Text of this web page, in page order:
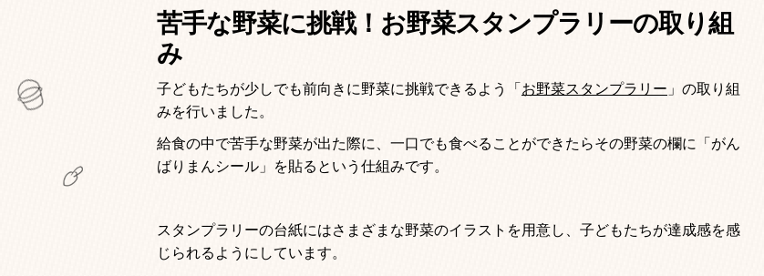
苦手な野菜に挑戦！お野菜スタンプラリーの取り組
み
子どもたちが少しでも前向きに野菜に挑戦できるよう「 お野菜スタンプラリー 」の取り組
みを行いました。
給食の中で苦手な野菜が出た際に、一口でも食べることができたらその野菜の欄に「がん
ばりまんシール」を貼るという仕組みです。
スタンプラリーの台紙にはさまざまな野菜のイラストを用意し、子どもたちが達成感を感
じられるようにしています。